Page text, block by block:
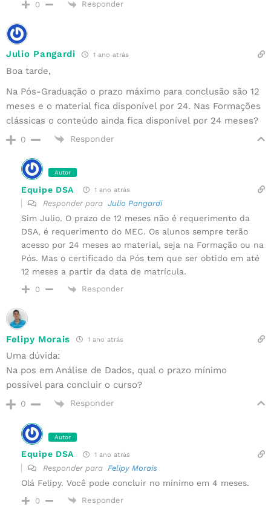
0 Responder
Julio Pangardi 1 ano atrás
Boa tarde,
Na Pós-Graduação o prazo máximo para conclusão são 12
meses e o material fica disponível por 24. Nas Formações
clássicas o conteúdo ainda fica disponível por 24 meses?
0 Responder
Autor
Equipe DSA 1 ano atrás
Responder para Julio Pangardi
Sim Julio. O prazo de 12 meses não é requerimento da
DSA, é requerimento do MEC. Os alunos sempre terão
acesso por 24 meses ao material, seja na Formação ou na
Pós. Mas o certificado da Pós tem que ser obtido em até
12 meses a partir da data de matrícula.
0 Responder
Felipy Morais 1 ano atrás
Uma dúvida:
Na pos em Análise de Dados, qual o prazo mínimo
possível para concluir o curso?
0 Responder
Autor
Equipe DSA 1 ano atrás
Responder para Felipy Morais
Olá Felipy. Você pode concluir no mínimo em 4 meses.
0 Responder